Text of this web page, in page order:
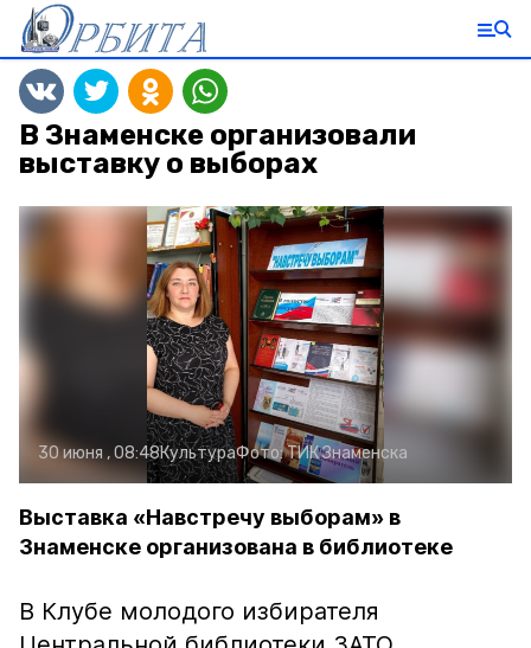
В Знаменске организовали
выставку о выборах
30 июня , 08:48КультураФото:ТИК Знаменска
Выставка «Навстречу выборам» в
Знаменске организована в библиотеке
В Клубе молодого избирателя